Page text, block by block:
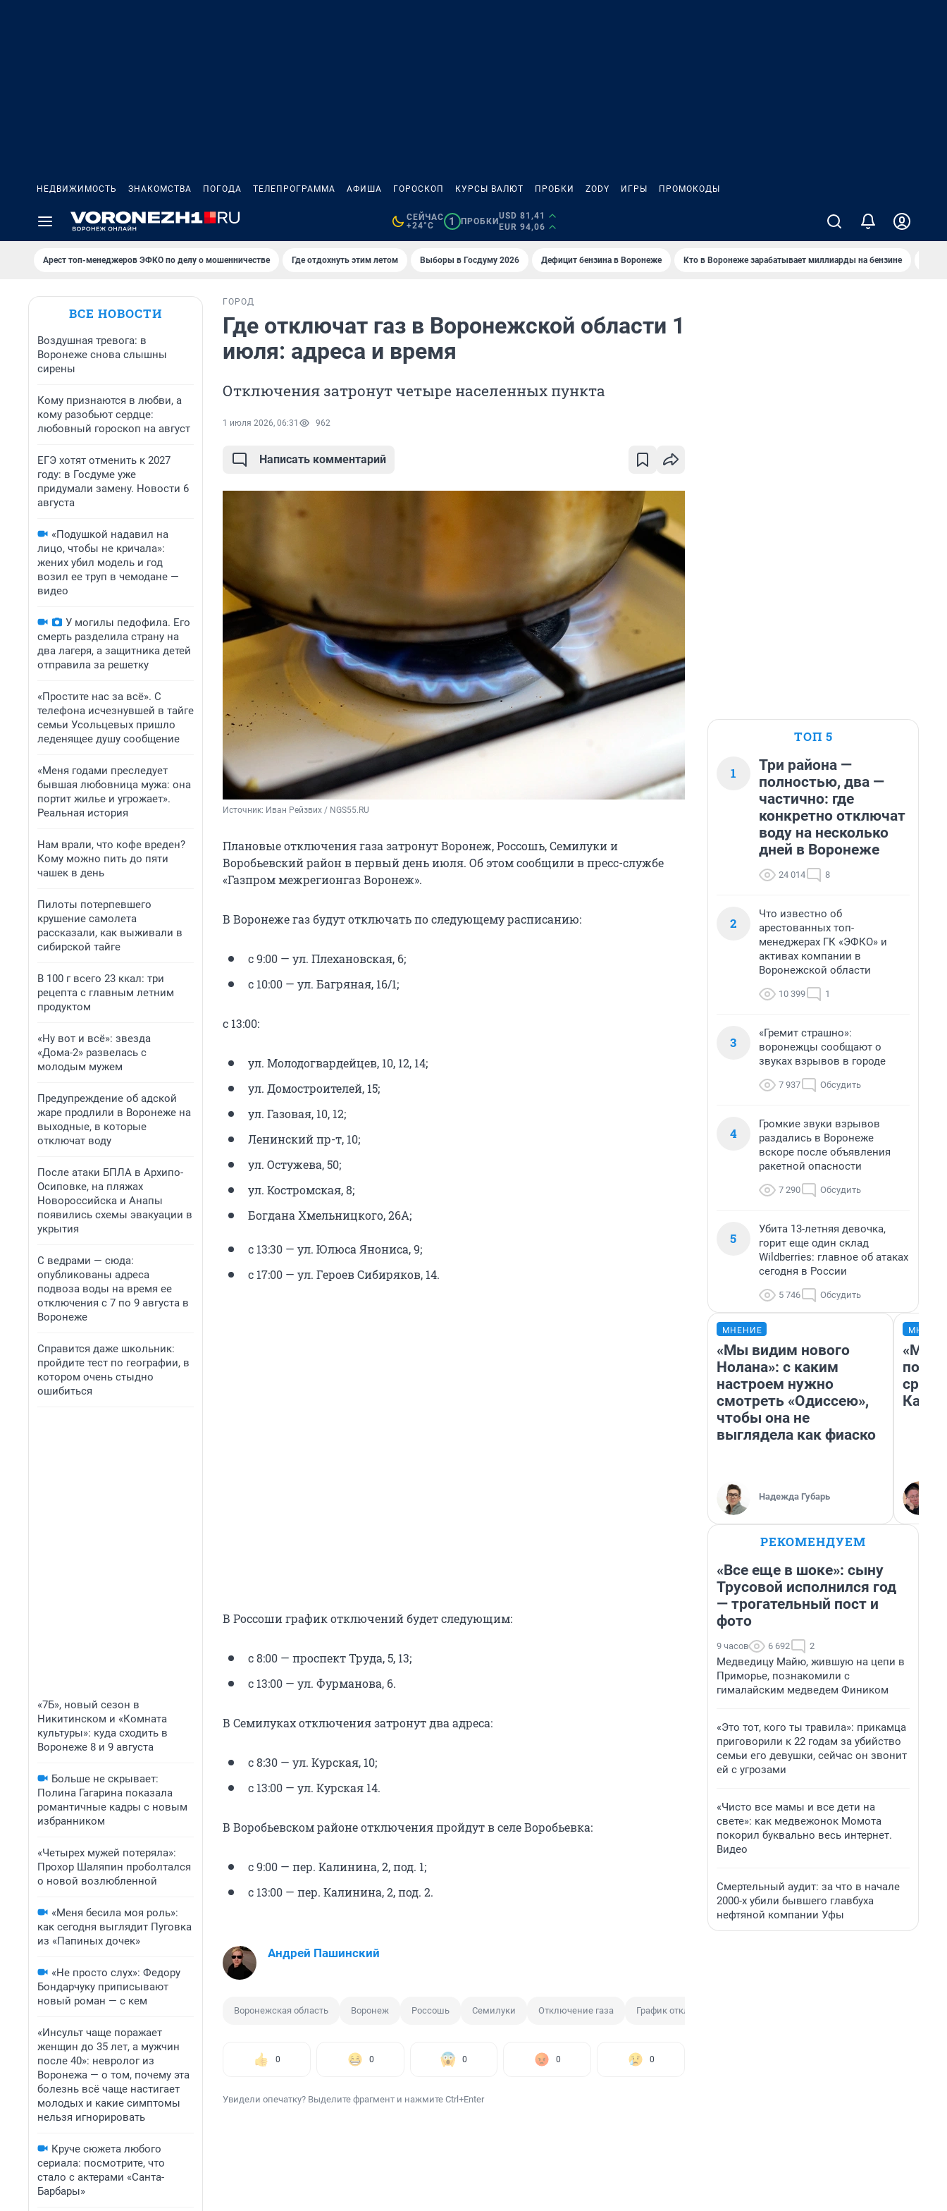
НЕДВИЖИМОСТЬ ЗНАКОМСТВА ПОГОДА ТЕЛЕПРОГРАММА АФИША ГОРОСКОП КУРСЫ ВАЛЮТ ПРОБКИ ZODY ИГРЫ ПРОМОКОДЫ
СЕЙЧАС
+24°C
1 ПРОБКИ
USD 81,41
EUR 94,06
Арест топ-менеджеров ЭФКО по делу о мошенничестве Где отдохнуть этим летом Выборы в Госдуму 2026 Дефицит бензина в Воронеже Кто в Воронеже зарабатывает миллиарды на бензине
ВСЕ НОВОСТИ
Воздушная тревога: в
Воронеже снова слышны
сирены
Кому признаются в любви, а
кому разобьют сердце:
любовный гороскоп на август
ЕГЭ хотят отменить к 2027
году: в Госдуме уже
придумали замену. Новости 6
августа
«Подушкой надавил на
лицо, чтобы не кричала»:
жених убил модель и год
возил ее труп в чемодане —
видео
У могилы педофила. Его
смерть разделила страну на
два лагеря, а защитника детей
отправила за решетку
«Простите нас за всё». С
телефона исчезнувшей в тайге
семьи Усольцевых пришло
леденящее душу сообщение
«Меня годами преследует
бывшая любовница мужа: она
портит жилье и угрожает».
Реальная история
Нам врали, что кофе вреден?
Кому можно пить до пяти
чашек в день
Пилоты потерпевшего
крушение самолета
рассказали, как выживали в
сибирской тайге
В 100 г всего 23 ккал: три
рецепта с главным летним
продуктом
«Ну вот и всё»: звезда
«Дома-2» развелась с
молодым мужем
Предупреждение об адской
жаре продлили в Воронеже на
выходные, в которые
отключат воду
После атаки БПЛА в Архипо-
Осиповке, на пляжах
Новороссийска и Анапы
появились схемы эвакуации в
укрытия
С ведрами — сюда:
опубликованы адреса
подвоза воды на время ее
отключения с 7 по 9 августа в
Воронеже
Справится даже школьник:
пройдите тест по географии, в
котором очень стыдно
ошибиться
«7Б», новый сезон в
Никитинском и «Комната
культуры»: куда сходить в
Воронеже 8 и 9 августа
Больше не скрывает:
Полина Гагарина показала
романтичные кадры с новым
избранником
«Четырех мужей потеряла»:
Прохор Шаляпин проболтался
о новой возлюбленной
«Меня бесила моя роль»:
как сегодня выглядит Пуговка
из «Папиных дочек»
«Не просто слух»: Федору
Бондарчуку приписывают
новый роман — с кем
«Инсульт чаще поражает
женщин до 35 лет, а мужчин
после 40»: невролог из
Воронежа — о том, почему эта
болезнь всё чаще настигает
молодых и какие симптомы
нельзя игнорировать
Круче сюжета любого
сериала: посмотрите, что
стало с актерами «Санта-
Барбары»
ГОРОД
Где отключат газ в Воронежской области 1
июля: адреса и время
Отключения затронут четыре населенных пункта
1 июля 2026, 06:31 962
Написать комментарий
Источник: Иван Рейзвих / NGS55.RU
Плановые отключения газа затронут Воронеж, Россошь, Семилуки и
Воробьевский район в первый день июля. Об этом сообщили в пресс-службе
«Газпром межрегионгаз Воронеж».
В Воронеже газ будут отключать по следующему расписанию:
с 9:00 — ул. Плехановская, 6;
с 10:00 — ул. Багряная, 16/1;
с 13:00:
ул. Молодогвардейцев, 10, 12, 14;
ул. Домостроителей, 15;
ул. Газовая, 10, 12;
Ленинский пр-т, 10;
ул. Остужева, 50;
ул. Костромская, 8;
Богдана Хмельницкого, 26А;
с 13:30 — ул. Юлюса Янониса, 9;
с 17:00 — ул. Героев Сибиряков, 14.
В Россоши график отключений будет следующим:
с 8:00 — проспект Труда, 5, 13;
с 13:00 — ул. Фурманова, 6.
В Семилуках отключения затронут два адреса:
с 8:30 — ул. Курская, 10;
с 13:00 — ул. Курская 14.
В Воробьевском районе отключения пройдут в селе Воробьевка:
с 9:00 — пер. Калинина, 2, под. 1;
с 13:00 — пер. Калинина, 2, под. 2.
Андрей Пашинский
Воронежская область Воронеж Россошь Семилуки Отключение газа График отключения
0 0 0 0 0
Увидели опечатку? Выделите фрагмент и нажмите Ctrl+Enter
ТОП 5
1
Три района —
полностью, два —
частично: где
конкретно отключат
воду на несколько
дней в Воронеже
24 014 8
2
Что известно об
арестованных топ-
менеджерах ГК «ЭФКО» и
активах компании в
Воронежской области
10 399 1
3
«Гремит страшно»:
воронежцы сообщают о
звуках взрывов в городе
7 937 Обсудить
4
Громкие звуки взрывов
раздались в Воронеже
вскоре после объявления
ракетной опасности
7 290 Обсудить
5
Убита 13-летняя девочка,
горит еще один склад
Wildberries: главное об атаках
сегодня в России
5 746 Обсудить
МНЕНИЕ
«Мы видим нового
Нолана»: с каким
настроем нужно
смотреть «Одиссею»,
чтобы она не
выглядела как фиаско
Надежда Губарь
РЕКОМЕНДУЕМ
«Все еще в шоке»: сыну
Трусовой исполнился год
— трогательный пост и
фото
9 часов 6 692 2
Медведицу Майю, жившую на цепи в
Приморье, познакомили с
гималайским медведем Фиником
«Это тот, кого ты травила»: прикамца
приговорили к 22 годам за убийство
семьи его девушки, сейчас он звонит
ей с угрозами
«Чисто все мамы и все дети на
свете»: как медвежонок Момота
покорил буквально весь интернет.
Видео
Смертельный аудит: за что в начале
2000-х убили бывшего главбуха
нефтяной компании Уфы